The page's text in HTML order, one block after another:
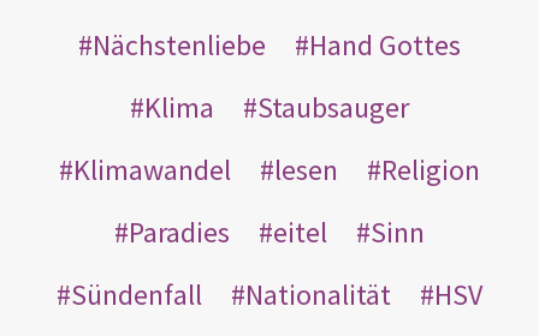
Nächstenliebe
Hand Gottes
Klima
Staubsauger
Klimawandel
lesen
Religion
Paradies
eitel
Sinn
Sündenfall
Nationalität
HSV